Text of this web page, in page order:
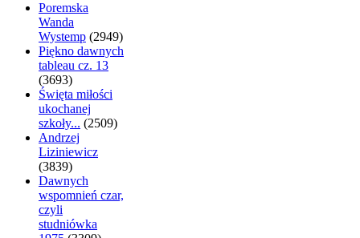
Poremska
Wanda
Wystemp (2949)
Piękno dawnych
tableau cz. 13
(3693)
Święta miłości
ukochanej
szkoły... (2509)
Andrzej
Liziniewicz
(3839)
Dawnych
wspomnień czar,
czyli
studniówka